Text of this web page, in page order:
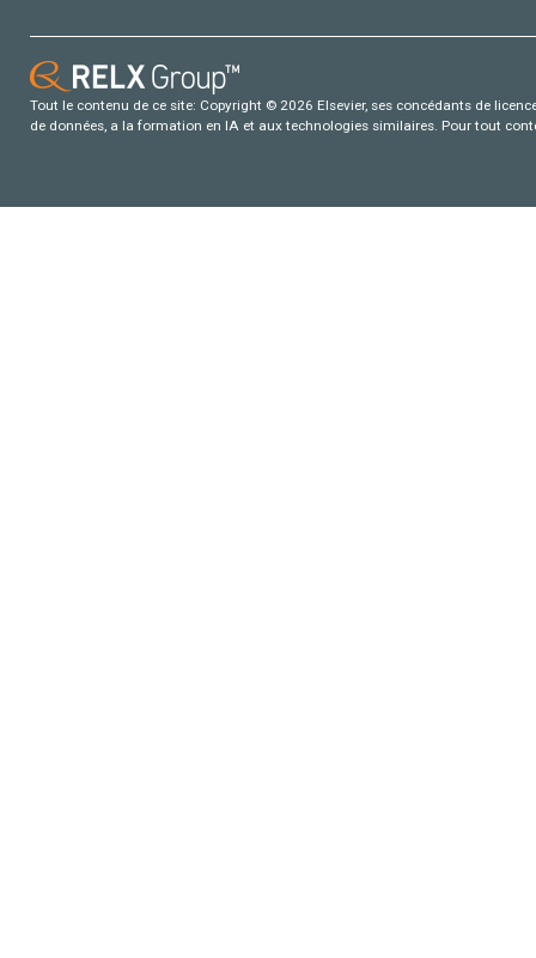
Tout le contenu de ce site: Copyright © 2026 Elsevier, ses concédants de
de données, a la formation en IA et aux technologies similaires. Pour tout